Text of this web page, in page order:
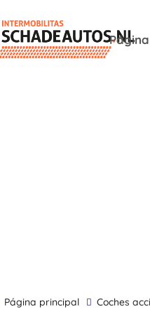
Página principal Coches